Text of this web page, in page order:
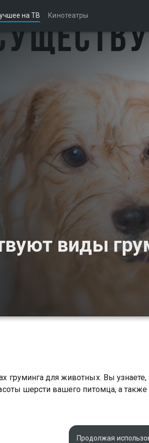
на ТВ Кинотеатры
виды
груминга для животных. Вы
шерсти вашего питомца, а
Продолжая